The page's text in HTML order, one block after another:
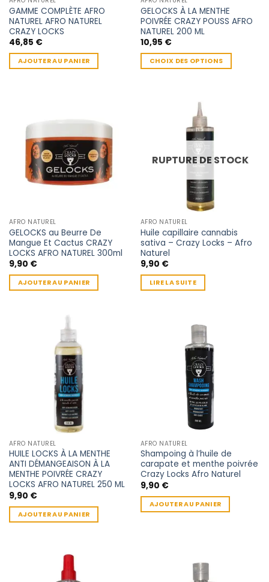
GAMME COMPLÈTE AFRO
NATUREL AFRO NATUREL
CRAZY LOCKS
46,85 €
AJOUTER AU PANIER
GELOCKS À LA MENTHE
POIVRÉE CRAZY POUSS AFRO
NATUREL 200 ML
10,95 €
CHOIX DES OPTIONS
peuvent
page
du
produit
AFRO NATUREL
GELOCKS au Beurre De
Mangue Et Cactus CRAZY
LOCKS AFRO NATUREL 300ml
9,90 €
AJOUTER AU PANIER
RUPTURE DE STOCK
AFRO NATUREL
Huile capillaire cannabis
sativa – Crazy Locks – Afro
Naturel
9,90 €
LIRE LA SUITE
AFRO NATUREL
HUILE LOCKS À LA MENTHE
ANTI DÉMANGEAISON À LA
MENTHE POIVRÉE CRAZY
LOCKS AFRO NATUREL 250 ML
9,90 €
AJOUTER AU PANIER
AFRO NATUREL
Shampoing à l’huile de
carapate et menthe poivrée
Crazy Locks Afro Naturel
9,90 €
AJOUTER AU PANIER